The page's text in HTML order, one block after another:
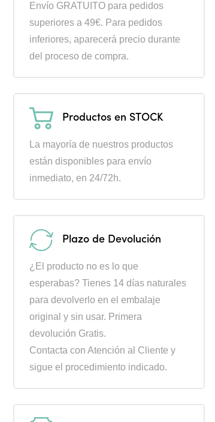
Envío GRATUITO para pedidos
superiores a 49€. Para pedidos
inferiores, aparecerá precio durante
del proceso de compra.
Productos en STOCK
La mayoría de nuestros productos
están disponibles para envío
inmediato, en 24/72h.
Plazo de Devolución
¿El producto no es lo que
esperabas? Tienes 14 días naturales
para devolverlo en el embalaje
original y sin usar. Primera
devolución Gratis.
Contacta con Atención al Cliente y
sigue el procedimiento indicado.